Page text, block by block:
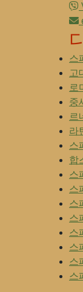
스
고
로
중
르
라
스
합
스
스
스
스
스
스
스
스